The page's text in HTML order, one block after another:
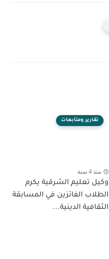
تقارير ومتابعات
منذ 4 سنة
وكيل تعليم الشرقية يكرم
الطلاب الفائزين في المسابقة
الثقافية الدينية...